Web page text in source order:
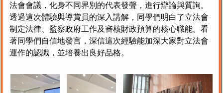
法會會議，化身不同界別的代表發聲，進行辯論與質詢。
透過這次體驗與導賞員的深入講解，同學們明白了立法會
制定法律、監察政府工作及審核財政預算的核心職能。看
著同學們自信地發言，深信這次經驗能加深大家對立法會
運作的認識，並培養出良好品格。